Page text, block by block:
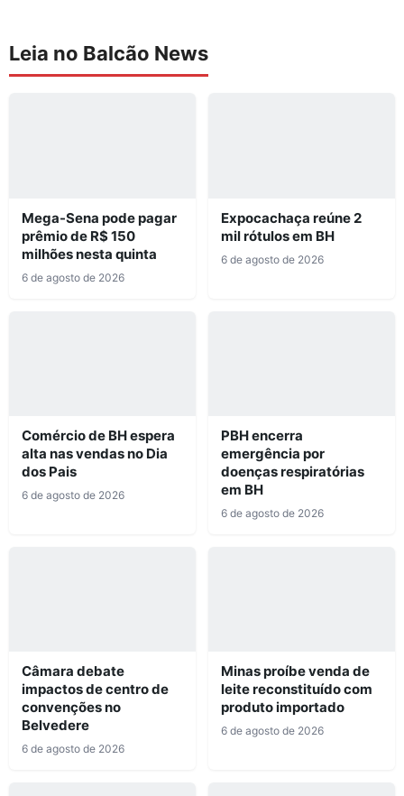
Leia no Balcão News
Mega-Sena pode pagar
prêmio de R$ 150
milhões nesta quinta
6 de agosto de 2026
Expocachaça reúne 2
mil rótulos em BH
6 de agosto de 2026
Comércio de BH espera
alta nas vendas no Dia
dos Pais
6 de agosto de 2026
PBH encerra
emergência por
doenças respiratórias
em BH
6 de agosto de 2026
Câmara debate
impactos de centro de
convenções no
Belvedere
6 de agosto de 2026
Minas proíbe venda de
leite reconstituído com
produto importado
6 de agosto de 2026